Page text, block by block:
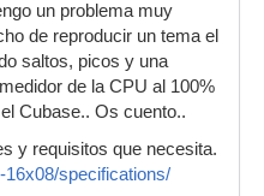
un problema muy
de reproducir un tema el
saltos, picos y una
de la CPU al 100%
Cubase.. Os cuento..
y requisitos que necesita.
specifications/